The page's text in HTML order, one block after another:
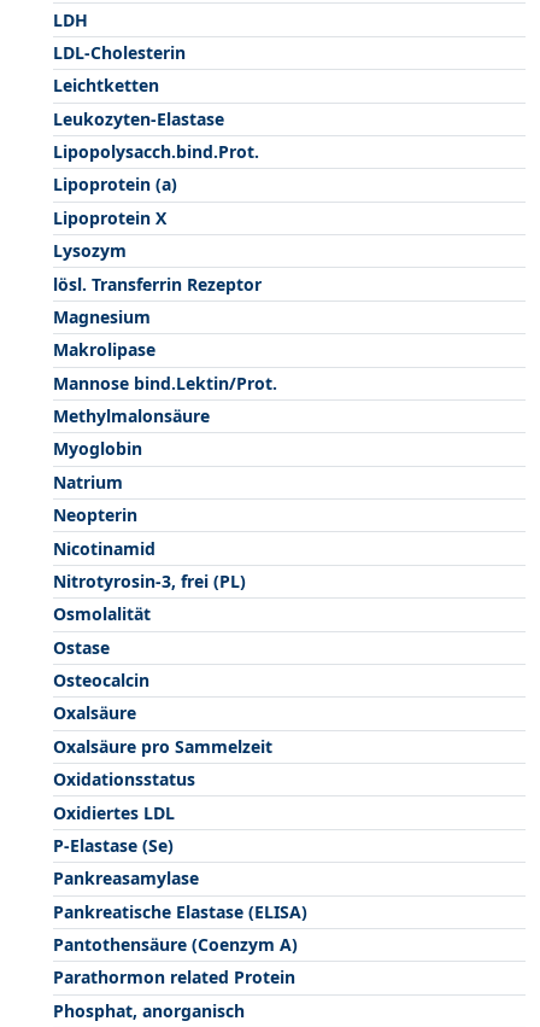
LDH
LDL-Cholesterin
Leichtketten
Leukozyten-Elastase
Lipopolysacch.bind.Prot.
Lipoprotein (a)
Lipoprotein X
Lysozym
lösl. Transferrin Rezeptor
Magnesium
Makrolipase
Mannose bind.Lektin/Prot.
Methylmalonsäure
Myoglobin
Natrium
Neopterin
Nicotinamid
Nitrotyrosin-3, frei (PL)
Osmolalität
Ostase
Osteocalcin
Oxalsäure
Oxalsäure pro Sammelzeit
Oxidationsstatus
Oxidiertes LDL
P-Elastase (Se)
Pankreasamylase
Pankreatische Elastase (ELISA)
Pantothensäure (Coenzym A)
Parathormon related Protein
Phosphat, anorganisch